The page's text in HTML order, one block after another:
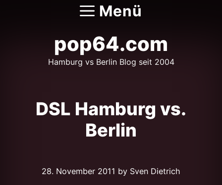
Menü
pop64.com
Hamburg vs Berlin Blog seit 2004
DSL Hamburg vs.
Berlin
28. November 2011 by Sven Dietrich